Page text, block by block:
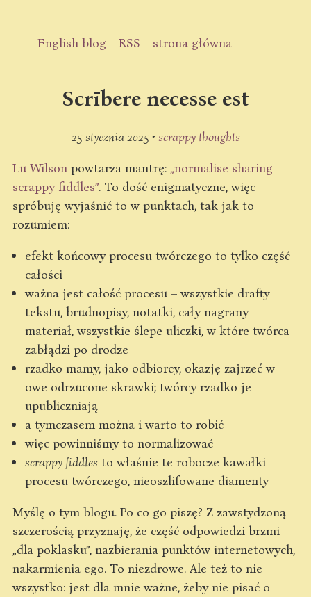
English blog RSS strona główna
Scrībere necesse est
25 stycznia 2025 • scrappy thoughts
Lu Wilson powtarza mantrę: „normalise sharing
scrappy fiddles”. To dość enigmatyczne, więc
spróbuję wyjaśnić to w punktach, tak jak to
rozumiem:
efekt końcowy procesu twórczego to tylko część
całości
ważna jest całość procesu – wszystkie drafty
tekstu, brudnopisy, notatki, cały nagrany
materiał, wszystkie ślepe uliczki, w które twórca
zabłądzi po drodze
rzadko mamy, jako odbiorcy, okazję zajrzeć w
owe odrzucone skrawki; twórcy rzadko je
upubliczniają
a tymczasem można i warto to robić
więc powinniśmy to normalizować
scrappy fiddles to właśnie te robocze kawałki
procesu twórczego, nieoszlifowane diamenty
Myślę o tym blogu. Po co go piszę? Z zawstydzoną
szczerością przyznaję, że część odpowiedzi brzmi
„dla poklasku”, nazbierania punktów internetowych,
nakarmienia ego. To niezdrowe. Ale też to nie
wszystko: jest dla mnie ważne, żeby nie pisać o